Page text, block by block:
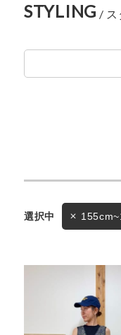
LADIES
STYLING